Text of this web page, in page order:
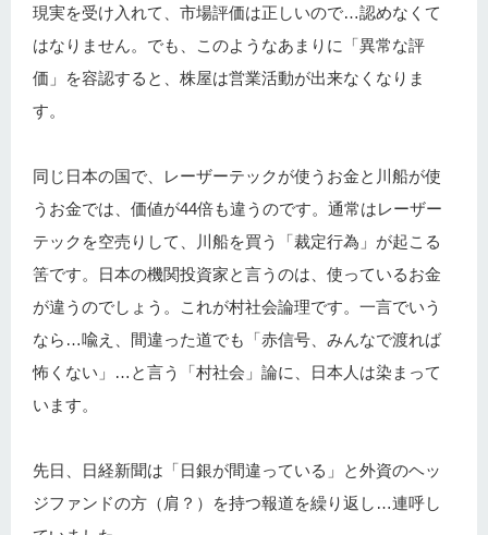
現実を受け入れて、市場評価は正しいので…認めなくて
はなりません。でも、このようなあまりに「異常な評
価」を容認すると、株屋は営業活動が出来なくなりま
す。
同じ日本の国で、レーザーテックが使うお金と川船が使
うお金では、価値が44倍も違うのです。通常はレーザー
テックを空売りして、川船を買う「裁定行為」が起こる
筈です。日本の機関投資家と言うのは、使っているお金
が違うのでしょう。これが村社会論理です。一言でいう
なら…喩え、間違った道でも「赤信号、みんなで渡れば
怖くない」…と言う「村社会」論に、日本人は染まって
います。
先日、日経新聞は「日銀が間違っている」と外資のヘッ
ジファンドの方（肩？）を持つ報道を繰り返し…連呼し